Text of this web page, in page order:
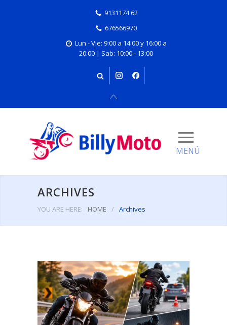
9131174 62
676566970
Lun - Vie: 9:00 a 14:00 y 16:00 a
20:00 | Sab: 10:00 - 13:00
ARCHIVES
YOU ARE HERE: HOME / Archives